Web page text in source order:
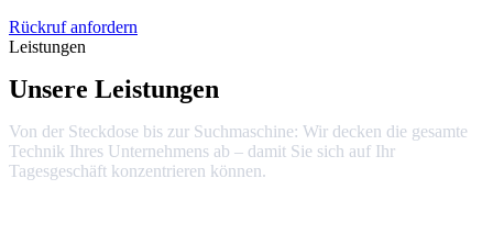
Rückruf anfordern
Leistungen
Unsere Leistungen
Von der Steckdose bis zur Suchmaschine: Wir decken die gesamte
Technik Ihres Unternehmens ab – damit Sie sich auf Ihr
Tagesgeschäft konzentrieren können.